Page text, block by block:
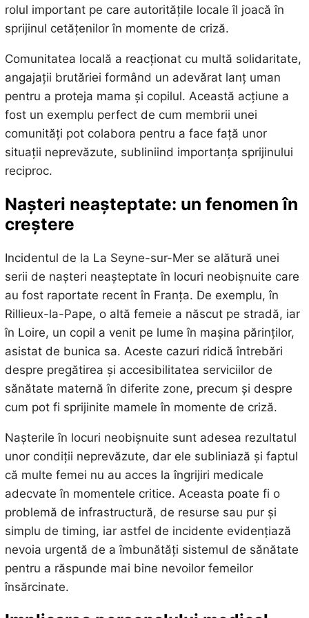
rolul important pe care autoritățile locale îl joacă în
sprijinul cetățenilor în momente de criză.
Comunitatea locală a reacționat cu multă solidaritate,
angajații brutăriei formând un adevărat lanț uman
pentru a proteja mama și copilul. Această acțiune a
fost un exemplu perfect de cum membrii unei
comunități pot colabora pentru a face față unor
situații neprevăzute, subliniind importanța sprijinului
reciproc.
Nașteri neașteptate: un fenomen în
creștere
Incidentul de la La Seyne-sur-Mer se alătură unei
serii de nașteri neașteptate în locuri neobișnuite care
au fost raportate recent în Franța. De exemplu, în
Rillieux-la-Pape, o altă femeie a născut pe stradă, iar
în Loire, un copil a venit pe lume în mașina părinților,
asistat de bunica sa. Aceste cazuri ridică întrebări
despre pregătirea și accesibilitatea serviciilor de
sănătate maternă în diferite zone, precum și despre
cum pot fi sprijinite mamele în momente de criză.
Nașterile în locuri neobișnuite sunt adesea rezultatul
unor condiții neprevăzute, dar ele subliniază și faptul
că multe femei nu au acces la îngrijiri medicale
adecvate în momentele critice. Aceasta poate fi o
problemă de infrastructură, de resurse sau pur și
simplu de timing, iar astfel de incidente evidențiază
nevoia urgentă de a îmbunătăți sistemul de sănătate
pentru a răspunde mai bine nevoilor femeilor
însărcinate.